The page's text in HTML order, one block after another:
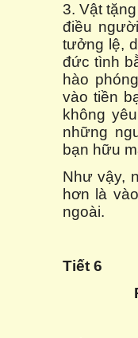
3. Vật
điều
tưởng lệ,
đức tình
hào
vào tiền
không
những
bạn hữu
Như vậy,
hơn là
ngoài.
Tiết 6